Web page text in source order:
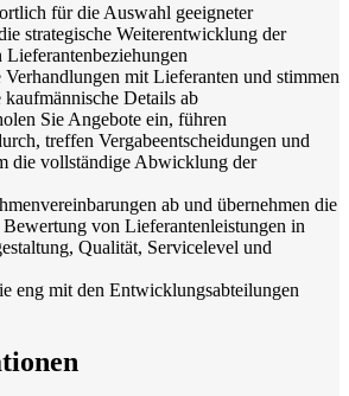
für die Auswahl geeigneter
strategische Weiterentwicklung der
mit Lieferanten und stimmen
kaufmännische Details ab
Sie Angebote ein, führen
treffen Vergabeentscheidungen und
die vollständige Abwicklung der
ab und übernehmen die
von Lieferantenleistungen in
Qualität, Servicelevel und
eng mit den Entwicklungsabteilungen